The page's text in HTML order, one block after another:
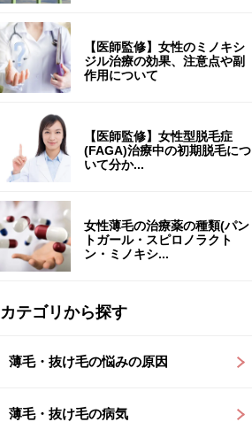
【医師監修】女性のミノキシ
ジル治療の効果、注意点や副
作用について
【医師監修】女性型脱毛症
(FAGA)治療中の初期脱毛につ
いて分か...
女性薄毛の治療薬の種類(パン
トガール・スピロノラクト
ン・ミノキシ...
カテゴリから探す
薄毛・抜け毛の悩みの原因
薄毛・抜け毛の病気